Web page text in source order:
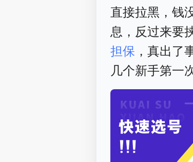
直接拉黑，钱
息，反过来要
担保 ，真出了
几个新手第一